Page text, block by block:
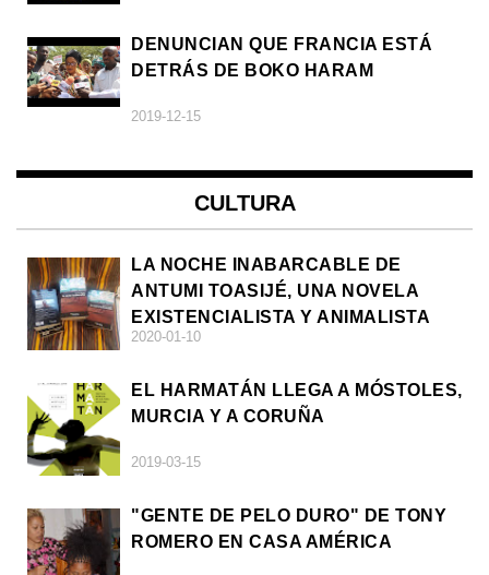
DENUNCIAN QUE FRANCIA ESTÁ
DETRÁS DE BOKO HARAM
2019-12-15
CULTURA
LA NOCHE INABARCABLE DE
ANTUMI TOASIJÉ, UNA NOVELA
EXISTENCIALISTA Y ANIMALISTA
2020-01-10
EL HARMATÁN LLEGA A MÓSTOLES,
MURCIA Y A CORUÑA
2019-03-15
"GENTE DE PELO DURO" DE TONY
ROMERO EN CASA AMÉRICA